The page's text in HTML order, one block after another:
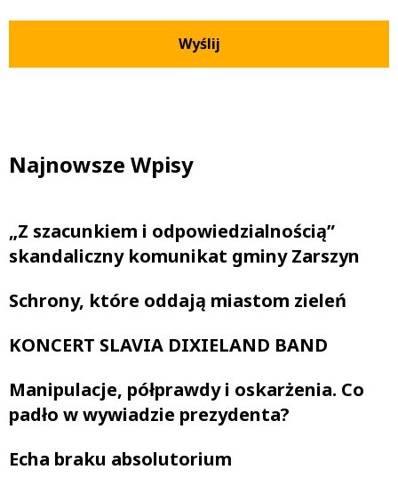
Najnowsze Wpisy
„Z szacunkiem i odpowiedzialnością”
skandaliczny komunikat gminy Zarszyn
Schrony, które oddają miastom zieleń
KONCERT SLAVIA DIXIELAND BAND
Manipulacje, półprawdy i oskarżenia. Co
padło w wywiadzie prezydenta?
Echa braku absolutorium